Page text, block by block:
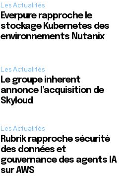
Les Actualités
Everpure rapproche le
stockage Kubernetes des
environnements Nutanix
Les Actualités
Le groupe inherent
annonce l’acquisition de
Skyloud
Les Actualités
Rubrik rapproche sécurité
des données et
gouvernance des agents IA
sur AWS